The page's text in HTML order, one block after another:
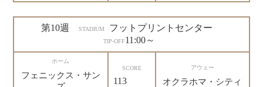
第10週 STADIUM フットプリントセンター
TIP-OFF11:00～
ホーム
フェニックス・サン
SCORE
113
アウェー
オクラホマ・シティ